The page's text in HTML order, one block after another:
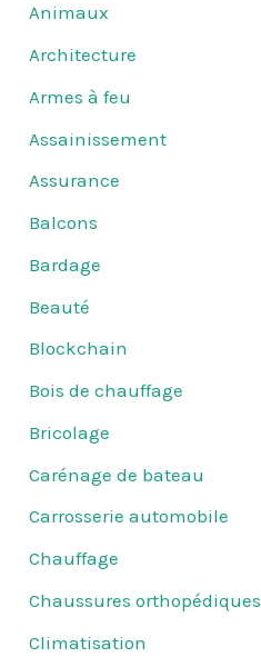
Animaux
Architecture
Armes à feu
Assainissement
Assurance
Balcons
Bardage
Beauté
Blockchain
Bois de chauffage
Bricolage
Carénage de bateau
Carrosserie automobile
Chauffage
Chaussures orthopédiques
Climatisation